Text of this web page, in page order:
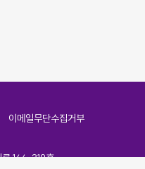
이메일무단수집거부
166, 319호